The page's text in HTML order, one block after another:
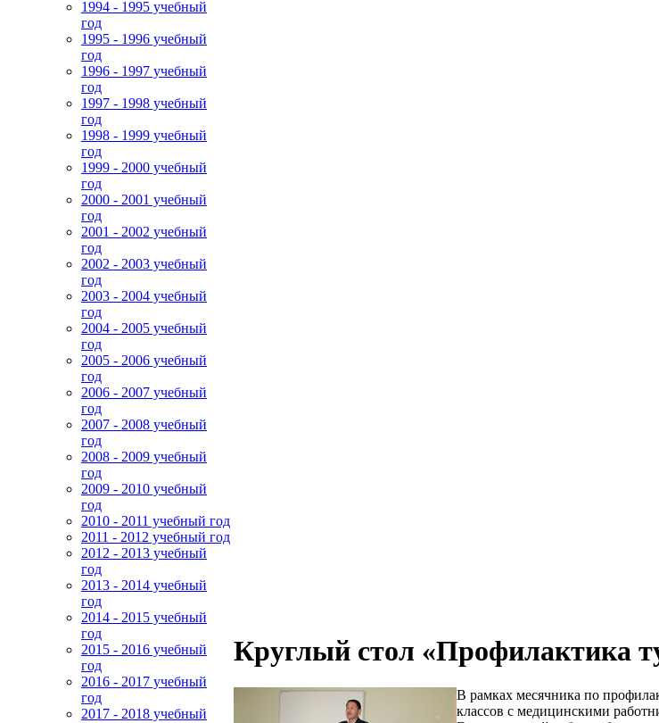
1994 - 1995 учебный
год
1995 - 1996 учебный
год
1996 - 1997 учебный
год
1997 - 1998 учебный
год
1998 - 1999 учебный
год
1999 - 2000 учебный
год
2000 - 2001 учебный
год
2001 - 2002 учебный
год
2002 - 2003 учебный
год
2003 - 2004 учебный
год
2004 - 2005 учебный
год
2005 - 2006 учебный
год
2006 - 2007 учебный
год
2007 - 2008 учебный
год
2008 - 2009 учебный
год
2009 - 2010 учебный
год
2010 - 2011 учебный год
2011 - 2012 учебный год
2012 - 2013 учебный
год
2013 - 2014 учебный
год
2014 - 2015 учебный
год
2015 - 2016 учебный
год
2016 - 2017 учебный
год
2017 - 2018 учебный
Круглый стол «Профилактика
В рамках месячника по
классов с медицинскими